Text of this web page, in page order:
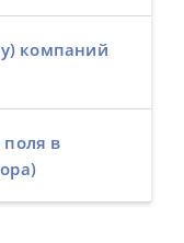
компаний
в